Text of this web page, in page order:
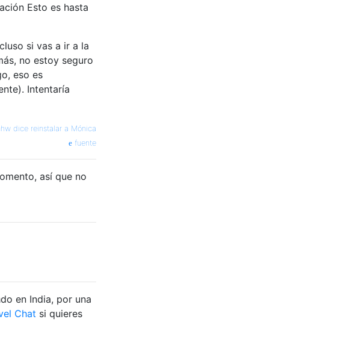
Esto es hasta
si vas a ir a la
no estoy seguro
eso es
Intentaría
dice reinstalar a Mónica
fuente
así que no
en India, por una
Chat si quieres